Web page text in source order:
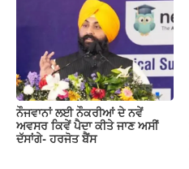
ਨੌਜਵਾਨਾਂ ਲਈ ਨੌਕਰੀਆਂ ਦੇ ਨਵੇਂ
ਅਵਸਰ ਕਿਵੇਂ ਪੈਦਾ ਕੀਤੇ ਜਾਣ ਅਸੀਂ
ਦੱਸਾਂਗੇ- ਹਰਜੋਤ ਬੈਂਸ